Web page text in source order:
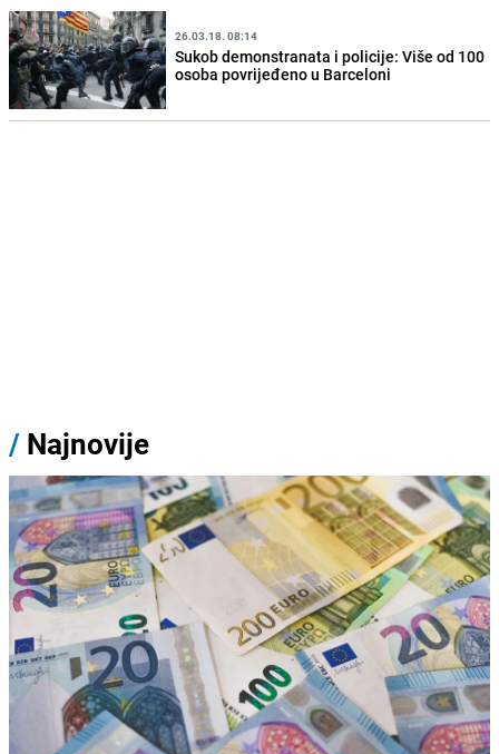
26.03.18. 08:14
Sukob demonstranata i policije: Više od 100
osoba povrijeđeno u Barceloni
/ Najnovije